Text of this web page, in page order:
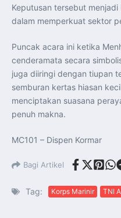
Keputusan tersebut
dalam memperkuat sektor
Puncak acara ini ketika
cenderamata secara
juga diiringi dengan tiupan
semburan kertas hiasan
menciptakan suasana
penuh makna.
MC101 – Dispen Kormar
Bagi Artikel
Tag: Korps Marinir TNI